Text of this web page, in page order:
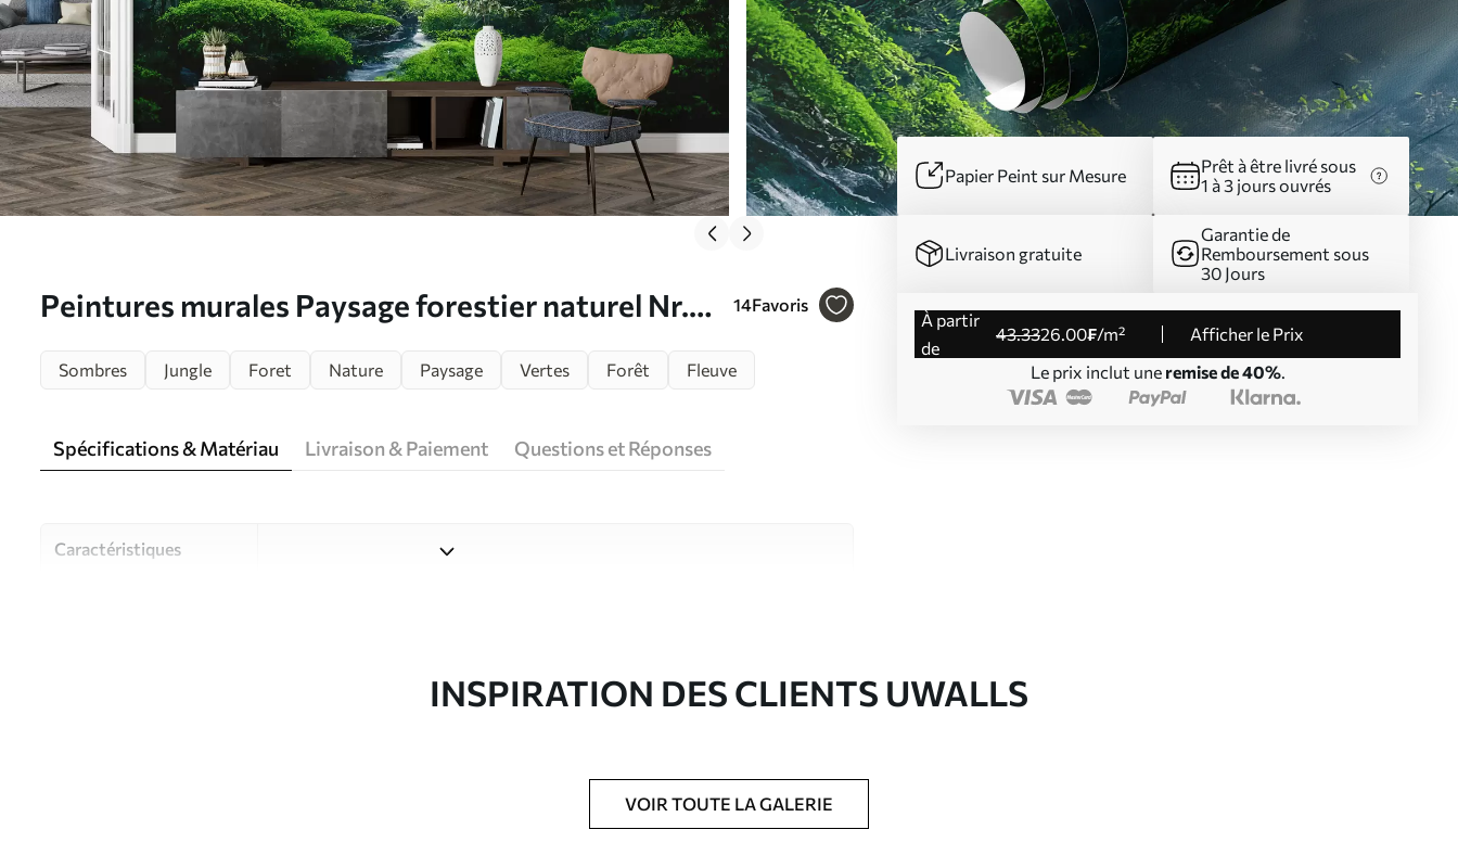
Peintures murales Paysage forestier naturel Nr.
14Favoris
Papier Peint sur Mesure
Prêt à être livré sous
1 à 3 jours ouvrés
Livraison gratuite
Garantie de
Remboursement sous
30 Jours
à partir
de
43.3326.00₣/m²
Afficher le Prix
Le prix inclut une remise de 40%.
Sombres Jungle Foret Nature Paysage Vertes Forêt Fleuve
Spécifications & Matériau Livraison & Paiement Questions et Réponses
Caractéristiques
Studio de design Uwalls
Imprimé sur commande et livré en rouleaux jusqu’à 50 cm de large.
INSPIRATION DES CLIENTS UWALLS
VOIR TOUTE LA GALERIE